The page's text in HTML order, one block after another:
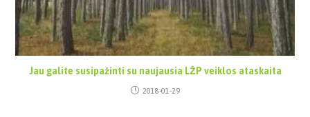
Jau galite susipažinti su naujausia LŽP veiklos ataskaita
2018-01-29